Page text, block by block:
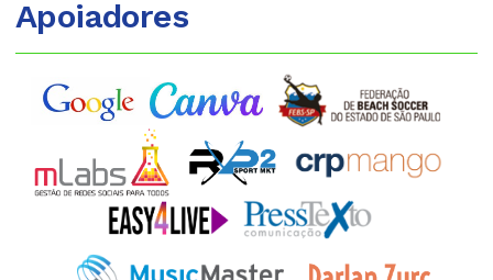
Apoiadores